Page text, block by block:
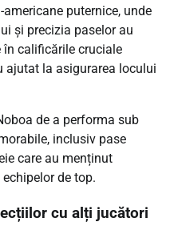
puternice, unde
și precizia paselor au
calificările cruciale
ajutat la asigurarea locului
de a performa sub
inclusiv pase
care au menținut
de top.
cu alți jucători